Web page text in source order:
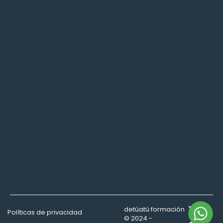
Políticas de privacidad
detúatú formación
© 2024 -